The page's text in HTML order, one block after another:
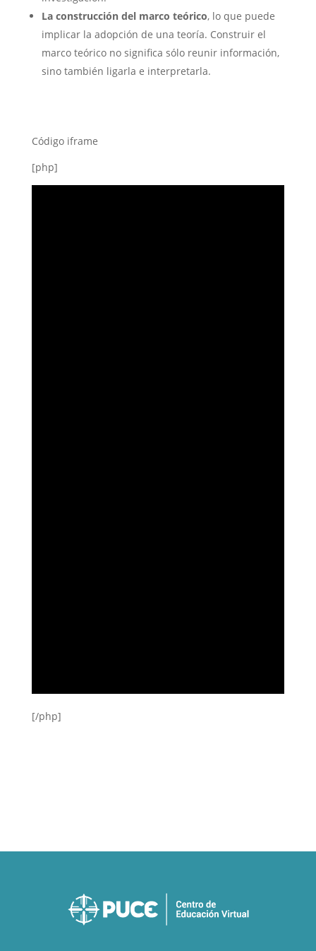
La construcción del marco teórico, lo que puede
implicar la adopción de una teoría. Construir el
marco teórico no significa sólo reunir información,
sino también ligarla e interpretarla.
Código iframe
[php]
[/php]